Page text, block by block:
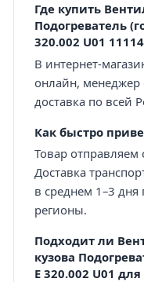
Где купить
Подогреватель
320.002 U01
В интернет-
онлайн, менеджер
доставка по всей
Как быстро
Товар отправляем
Доставка
в среднем 1–3
регионы.
Подходит ли
кузова
E 320.002 U01